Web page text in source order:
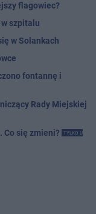
flagowiec?
szpitalu
w Solankach
fontannę i
Rady Miejskiej
Co się zmieni?
TYLKO U